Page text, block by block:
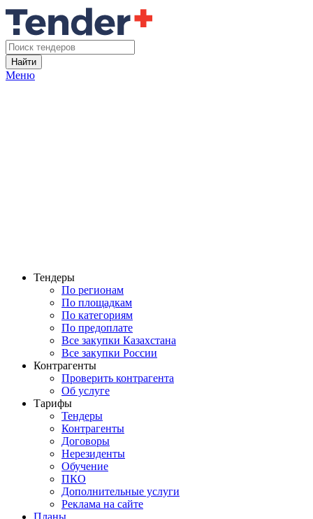
Найти
Меню
Тендеры
По регионам
По площадкам
По категориям
По предоплате
Все закупки Казахстана
Все закупки России
Контрагенты
Проверить контрагента
Об услуге
Тарифы
Тендеры
Контрагенты
Договоры
Нерезиденты
Обучение
ПКО
Дополнительные услуги
Реклама на сайте